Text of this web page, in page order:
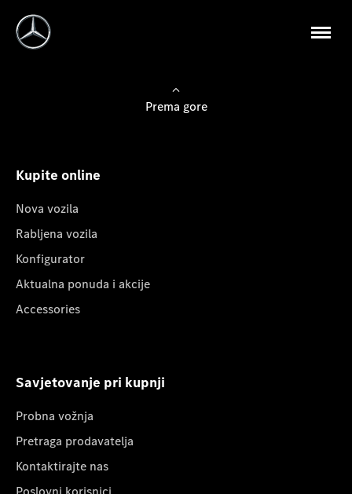
Prema gore
Kupite online
Nova vozila
Rabljena vozila
Konfigurator
Aktualna ponuda i akcije
Accessories
Savjetovanje pri kupnji
Probna vožnja
Pretraga prodavatelja
Kontaktirajte nas